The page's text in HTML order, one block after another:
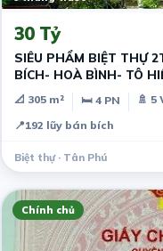
30 Tỷ
SIÊU PHẨM BIỆT THỰ
BÍCH- HOÀ BÌNH- TÔ
📐 305 m² 🛏 4 PN
🚿 5
📍192 lũy bán bích
Biệt thự · Tân Phú
Chính chủ